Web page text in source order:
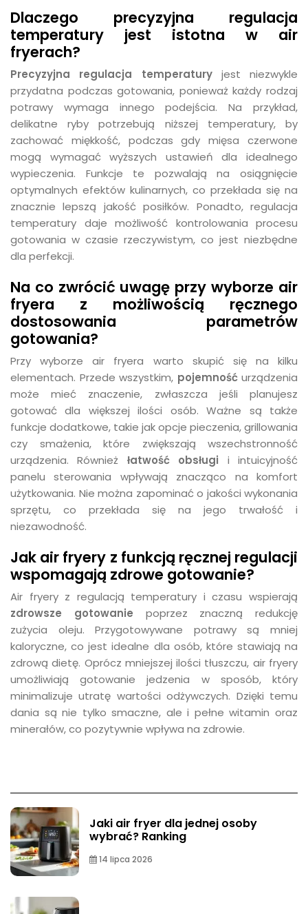
Dlaczego precyzyjna regulacja
temperatury jest istotna w air
fryerach?
Precyzyjna regulacja temperaturyjest niezwykle
przydatna podczas gotowania, ponieważ każdy rodzaj
potrawy wymaga innego podejścia. Na przykład,
delikatne ryby potrzebują niższej temperatury, by
zachować miękkość, podczas gdy mięsa czerwone
mogą wymagać wyższych ustawień dla idealnego
wypieczenia. Funkcje te pozwalają na osiągnięcie
optymalnych efektów kulinarnych, co przekłada się na
znacznie lepszą jakość posiłków. Ponadto, regulacja
temperatury daje możliwość kontrolowania procesu
gotowania w czasie rzeczywistym, co jest niezbędne
dla perfekcji.
Na co zwrócić uwagę przy wyborze air
fryera z możliwością ręcznego
dostosowania parametrów
gotowania?
Przy wyborze air fryera warto skupić się na kilku
elementach. Przede wszystkim, pojemnośćurządzenia
może mieć znaczenie, zwłaszcza jeśli planujesz
gotować dla większej ilości osób. Ważne są także
funkcje dodatkowe, takie jak opcje pieczenia, grillowania
czy smażenia, które zwiększają wszechstronność
urządzenia. Również łatwość obsługi i intuicyjność
panelu sterowania wpływają znacząco na komfort
użytkowania. Nie można zapominać o jakości wykonania
sprzętu, co przekłada się na jego trwałość i
niezawodność.
Jak air fryery z funkcją ręcznej regulacji
wspomagają zdrowe gotowanie?
Air fryery z regulacją temperatury i czasu wspierają
zdrowsze gotowanie poprzez znaczną redukcję
zużycia oleju. Przygotowywane potrawy są mniej
kaloryczne, co jest idealne dla osób, które stawiają na
zdrową dietę. Oprócz mniejszej ilości tłuszczu, air fryery
umożliwiają gotowanie jedzenia w sposób, który
minimalizuje utratę wartości odżywczych. Dzięki temu
dania są nie tylko smaczne, ale i pełne witamin oraz
minerałów, co pozytywnie wpływa na zdrowie.
Jaki air fryer dla jednej osoby
wybrać? Ranking
14 lipca 2026